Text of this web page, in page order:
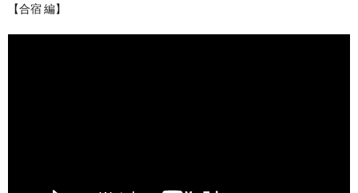
【合宿 編】